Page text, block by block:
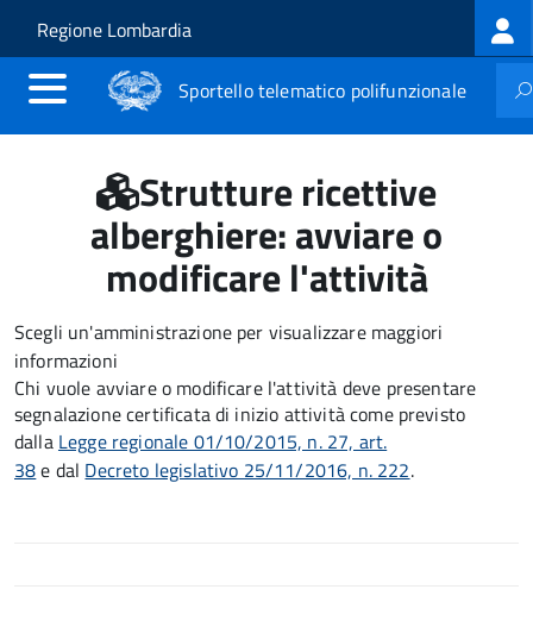
Salta al contenuto principale
Skip to site navigation
Regione Lombardia
Sportello telematico polifunzionale
Strutture ricettive
alberghiere: avviare o
modificare l'attività
Scegli un'amministrazione per visualizzare maggiori
informazioni
Chi vuole avviare o modificare l'attività deve presentare
segnalazione certificata di inizio attività come previsto
dalla Legge regionale 01/10/2015, n. 27, art.
38e dal Decreto legislativo 25/11/2016, n. 222.